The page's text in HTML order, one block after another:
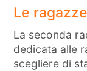
Le
La seconda
dedicata alle
scegliere di